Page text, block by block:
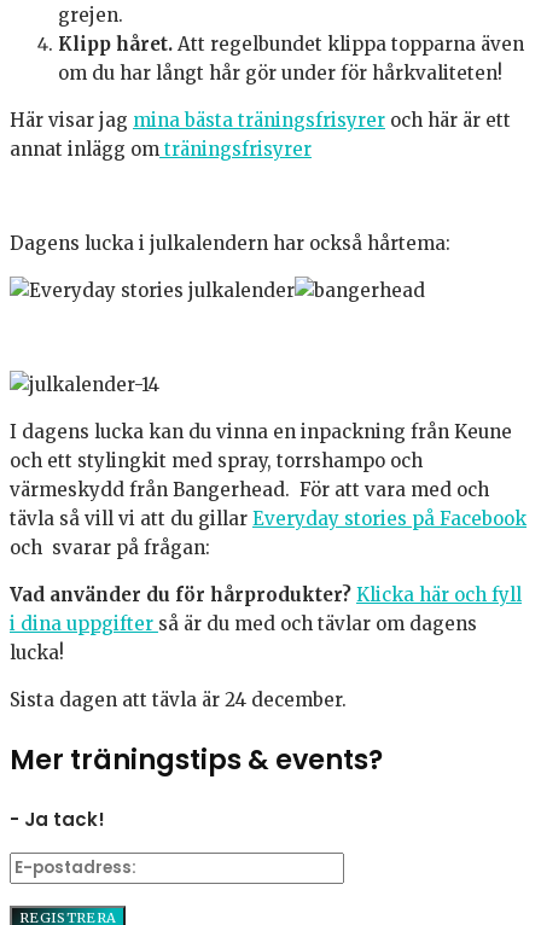
grejen.
Klipp håret. Att regelbundet klippa topparna även
om du har långt hår gör under för hårkvaliteten!
Här visar jag mina bästa träningsfrisyrer och här är ett
annat inlägg om träningsfrisyrer
Dagens lucka i julkalendern har också hårtema:
I dagens lucka kan du vinna en inpackning från Keune
och ett stylingkit med spray, torrshampo och
värmeskydd från Bangerhead. För att vara med och
tävla så vill vi att du gillar Everyday stories på Facebook
och svarar på frågan:
Vad använder du för hårprodukter? Klicka här och fyll
i dina uppgifter så är du med och tävlar om dagens
lucka!
Sista dagen att tävla är 24 december.
Mer träningstips & events?
- Ja tack!